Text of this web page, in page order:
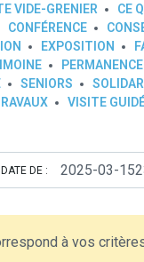
VIDE-GRENIER CE
CONFÉRENCE
EXPOSITION
SENIORS
VISITE
DATE DE :
à vos